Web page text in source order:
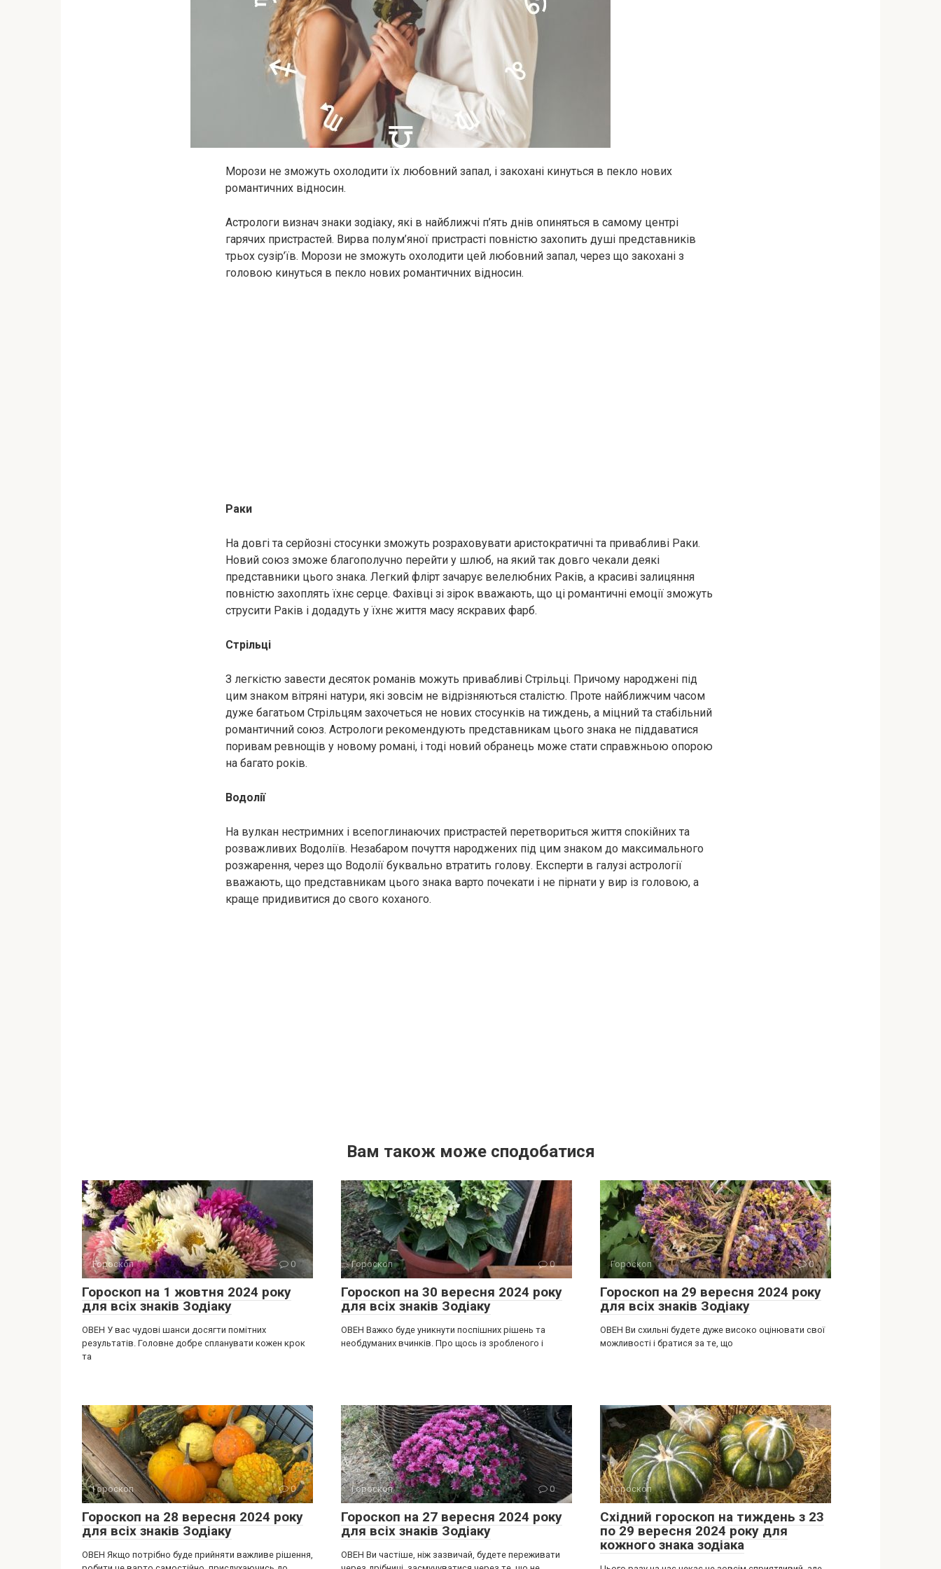
Морози не зможуть охолодити їх любовний запал, і закохані кинуться в пекло нових
романтичних відносин.
Астрологи визнач знаки зодіаку, які в найближчі п’ять днів опиняться в самому центрі
гарячих пристрастей. Вирва полум’яної пристрасті повністю захопить душі представників
трьох сузір’їв. Морози не зможуть охолодити цей любовний запал, через що закохані з
головою кинуться в пекло нових романтичних відносин.
Раки
На довгі та серйозні стосунки зможуть розраховувати аристократичні та привабливі Раки.
Новий союз зможе благополучно перейти у шлюб, на який так довго чекали деякі
представники цього знака. Легкий флірт зачарує велелюбних Раків, а красиві залицяння
повністю захоплять їхнє серце. Фахівці зі зірок вважають, що ці романтичні емоції зможуть
струсити Раків і додадуть у їхнє життя масу яскравих фарб.
Стрільці
З легкістю завести десяток романів можуть привабливі Стрільці. Причому народжені під
цим знаком вітряні натури, які зовсім не відрізняються сталістю. Проте найближчим часом
дуже багатьом Стрільцям захочеться не нових стосунків на тиждень, а міцний та стабільний
романтичний союз. Астрологи рекомендують представникам цього знака не піддаватися
поривам ревнощів у новому романі, і тоді новий обранець може стати справжньою опорою
на багато років.
Водолії
На вулкан нестримних і всепоглинаючих пристрастей перетвориться життя спокійних та
розважливих Водоліїв. Незабаром почуття народжених під цим знаком до максимального
розжарення, через що Водолії буквально втратить голову. Експерти в галузі астрології
вважають, що представникам цього знака варто почекати і не пірнати у вир із головою, а
краще придивитися до свого коханого.
Вам також може сподобатися
Гороскоп 0
Гороскоп на 1 жовтня 2024 року
для всіх знаків Зодіаку
ОВЕН У вас чудові шанси досягти помітних
результатів. Головне добре спланувати кожен крок
та
Гороскоп 0
Гороскоп на 30 вересня 2024 року
для всіх знаків Зодіаку
ОВЕН Важко буде уникнути поспішних рішень та
необдуманих вчинків. Про щось із зробленого і
Гороскоп 0
Гороскоп на 29 вересня 2024 року
для всіх знаків Зодіаку
ОВЕН Ви схильні будете дуже високо оцінювати свої
можливості і братися за те, що
Гороскоп 0
Гороскоп на 28 вересня 2024 року
для всіх знаків Зодіаку
ОВЕН Якщо потрібно буде прийняти важливе рішення,
Гороскоп 0
Гороскоп на 27 вересня 2024 року
для всіх знаків Зодіаку
ОВЕН Ви частіше, ніж зазвичай, будете переживати
Гороскоп 0
Східний гороскоп на тиждень з 23
по 29 вересня 2024 року для
кожного знака зодіака